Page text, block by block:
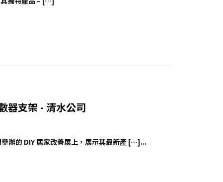
器支架 - 清水公司
辦的 DIY 居家改善展上，展示其最新產 […]...